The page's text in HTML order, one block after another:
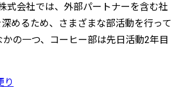
式会社では、外部パートナーを含む社
めるため、さまざまな部活動を行って
かの一つ、コーヒー部は先日活動2年目
り